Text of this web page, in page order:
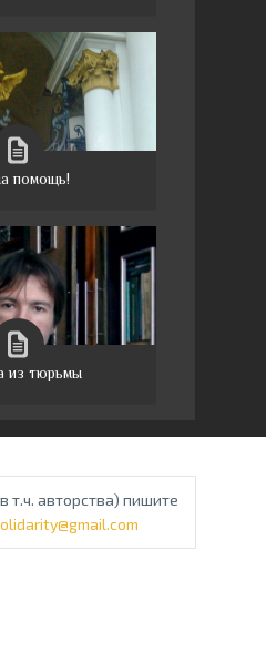
помощь!
из тюрьмы
т.ч. авторства) пишите